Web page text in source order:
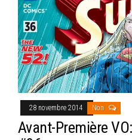
28 novembre 2014 Non
Avant-Première